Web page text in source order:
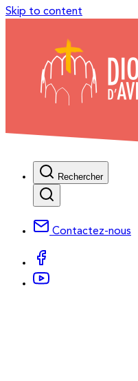
Skip to content
Rechercher
Contactez-nous